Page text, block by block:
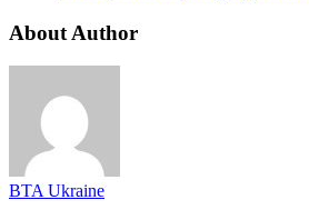
About Author
BTA Ukraine